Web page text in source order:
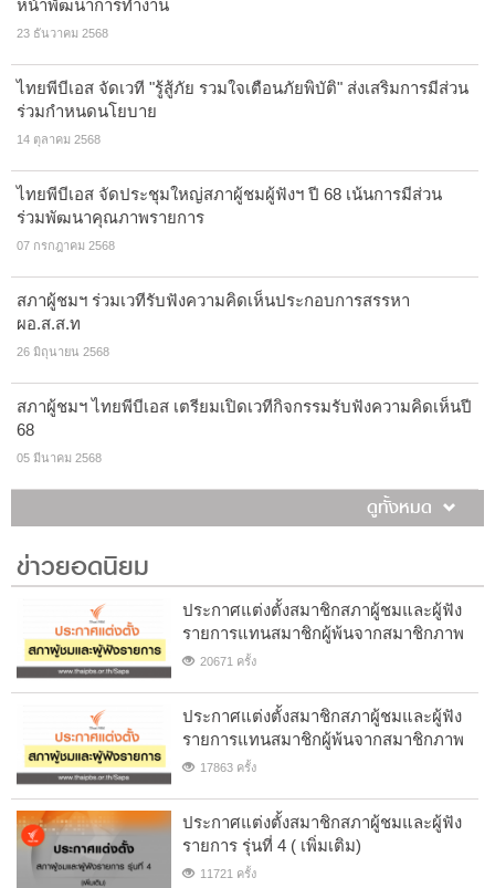
หน้าพัฒนาการทำงาน
23 ธันวาคม 2568
ไทยพีบีเอส จัดเวที "รู้สู้ภัย รวมใจเตือนภัยพิบัติ" ส่งเสริมการมีส่วน
ร่วมกำหนดนโยบาย
14 ตุลาคม 2568
ไทยพีบีเอส จัดประชุมใหญ่สภาผู้ชมผู้ฟังฯ ปี 68 เน้นการมีส่วน
ร่วมพัฒนาคุณภาพรายการ
07 กรกฎาคม 2568
สภาผู้ชมฯ ร่วมเวทีรับฟังความคิดเห็นประกอบการสรรหา
ผอ.ส.ส.ท
26 มิถุนายน 2568
สภาผู้ชมฯ ไทยพีบีเอส เตรียมเปิดเวทีกิจกรรมรับฟังความคิดเห็นปี
68
05 มีนาคม 2568
ดูทั้งหมด
ข่าวยอดนิยม
ประกาศแต่งตั้งสมาชิกสภาผู้ชมและผู้ฟัง
รายการแทนสมาชิกผู้พ้นจากสมาชิกภาพ
20671 ครั้ง
ประกาศแต่งตั้งสมาชิกสภาผู้ชมและผู้ฟัง
รายการแทนสมาชิกผู้พ้นจากสมาชิกภาพ
17863 ครั้ง
ประกาศแต่งตั้งสมาชิกสภาผู้ชมและผู้ฟัง
รายการ รุ่นที่ 4 ( เพิ่มเติม)
11721 ครั้ง